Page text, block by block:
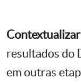
resultados do
em outras